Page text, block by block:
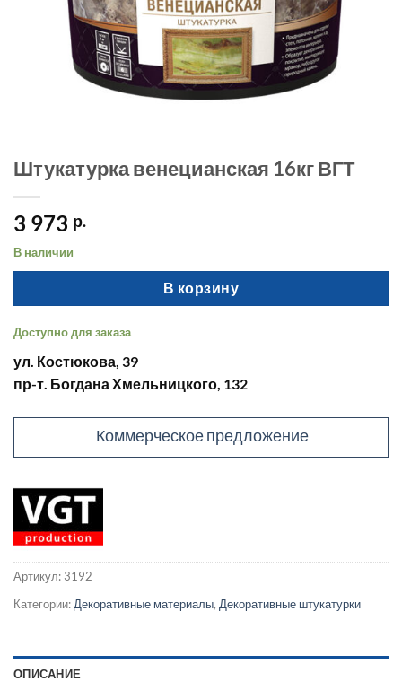
Штукатурка венецианская 16кг ВГТ
3 973 р.
В наличии
В корзину
Доступно для заказа
ул. Костюкова, 39
пр-т. Богдана Хмельницкого, 132
Коммерческое предложение
Артикул: 3192
Категории: Декоративные материалы, Декоративные штукатурки
ОПИСАНИЕ